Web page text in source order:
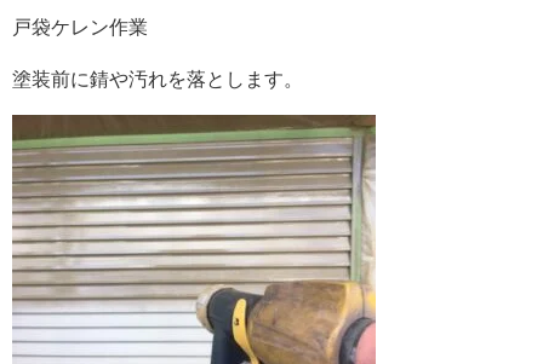
戸袋ケレン作業
塗装前に錆や汚れを落とします。